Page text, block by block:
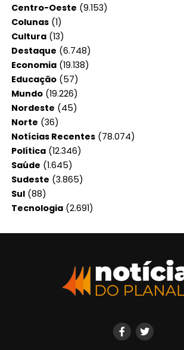
Centro-Oeste (9.153)
Colunas(1)
Cultura(13)
Destaque (6.748)
Economia(19.138)
Educação(57)
Mundo(19.226)
Nordeste (45)
Norte (36)
Notícias Recentes(78.074)
Política(12.346)
Saúde (1.645)
Sudeste (3.865)
Sul(88)
Tecnologia(2.691)